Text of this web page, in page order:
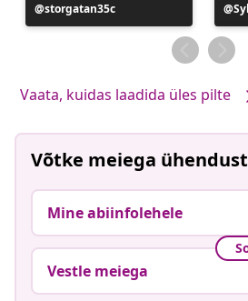
Postitus
avaldatud
storgatan35c
Vaata, kuidas laadida üles pilte
Võtke meiega
Mine abiinfolehele
Vestle meiega